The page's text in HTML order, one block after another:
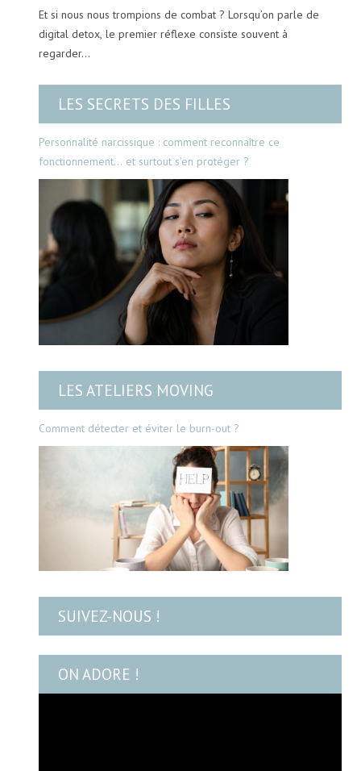
Et si nous nous trompions de combat ? Lorsqu’on parle de
digital detox, le premier réflexe consiste souvent à
regarder…
LES SECRETS DES FILLES
Personnalité narcissique : comment reconnaître ce
fonctionnement… et surtout s’en protéger ?
LES ATELIERS MOVING
Comment détecter et éviter le burn-out ?
SUIVEZ-NOUS !
ON ADORE !